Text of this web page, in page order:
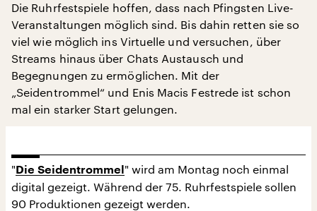
Die Ruhrfestspiele hoffen, dass nach Pfingsten Live-
Veranstaltungen möglich sind. Bis dahin retten sie so
viel wie möglich ins Virtuelle und versuchen, über
Streams hinaus über Chats Austausch und
Begegnungen zu ermöglichen. Mit der
„Seidentrommel“ und Enis Macis Festrede ist schon
mal ein starker Start gelungen.
" Die Seidentrommel " wird am Montag noch einmal
digital gezeigt. Während der 75. Ruhrfestspiele sollen
90 Produktionen gezeigt werden.